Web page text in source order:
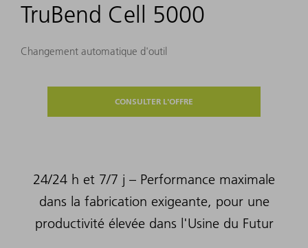
TruBend Cell 5000
Changement automatique d'outil
CONSULTER L'OFFRE
24/24 h et 7/7 j – Performance maximale
dans la fabrication exigeante, pour une
productivité élevée dans l'Usine du Futur